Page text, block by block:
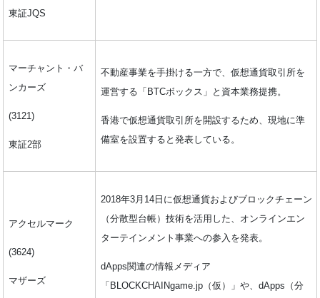
東証JQS
マーチャント・バ
ンカーズ
(3121)
東証2部
不動産事業を手掛ける一方で、仮想通貨取引所を
運営する「BTCボックス」と資本業務提携。
香港で仮想通貨取引所を開設するため、現地に準
備室を設置すると発表している。
アクセルマーク
(3624)
マザーズ
2018年3月14日に仮想通貨およびブロックチェーン
（分散型台帳）技術を活用した、オンラインエン
ターテインメント事業への参入を発表。
dApps関連の情報メディア
「BLOCKCHAINgame.jp（仮）」や、dApps（分